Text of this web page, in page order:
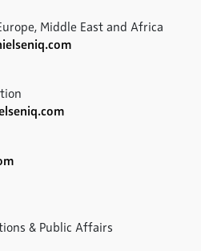
Middle East and Africa
& Public Affairs